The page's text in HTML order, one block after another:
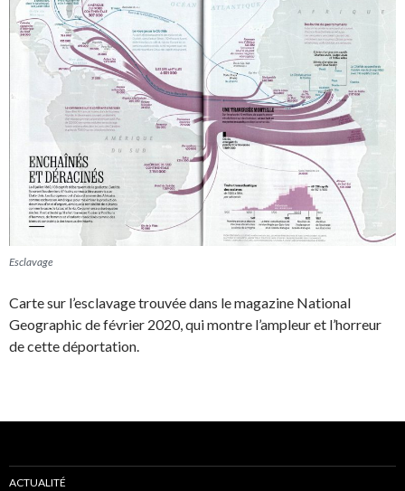
Esclavage
Carte sur l’esclavage trouvée dans le magazine National
Geographic de février 2020, qui montre l’ampleur et l’horreur
de cette déportation.
ACTUALITÉ